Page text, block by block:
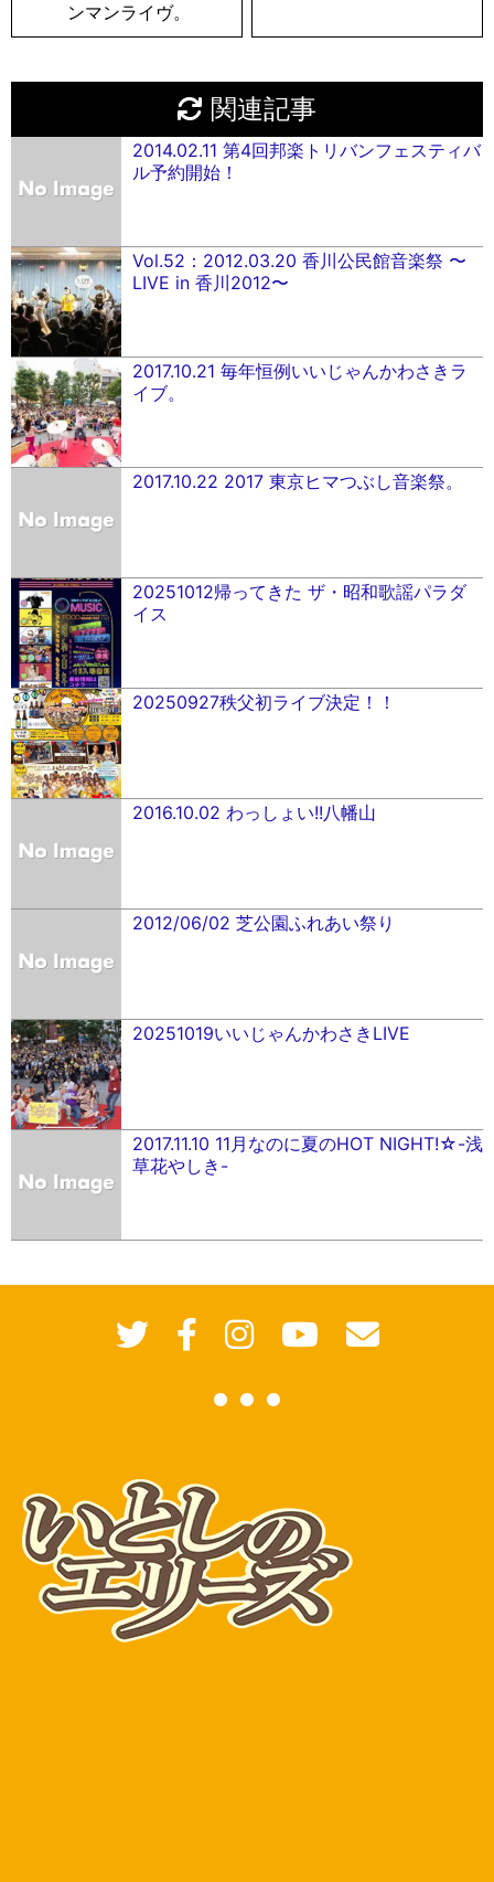
ンマンライヴ。
関連記事
2014.02.11 第4回邦楽トリバンフェスティバ
ル予約開始！
Vol.52：2012.03.20 香川公民館音楽祭 〜
LIVE in 香川2012〜
2017.10.21 毎年恒例いいじゃんかわさきラ
イブ。
2017.10.22 2017 東京ヒマつぶし音楽祭。
20251012帰ってきた ザ・昭和歌謡パラダ
イス
20250927秩父初ライブ決定！！
2016.10.02 わっしょい!!八幡山
2012/06/02 芝公園ふれあい祭り
20251019いいじゃんかわさきLIVE
2017.11.10 11月なのに夏のHOT NIGHT!☆-浅
草花やしき-